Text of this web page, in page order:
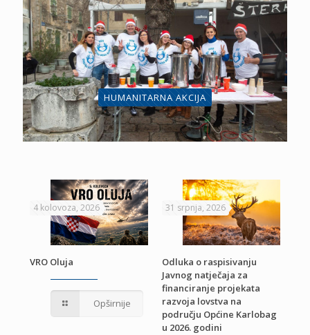
HUMANITARNA AKCIJA
4 kolovoza, 2026
VRO Oluja
Opširnije
31 srpnja, 2026
Odluka o raspisivanju
Javnog natječaja za
financiranje projekata
razvoja lovstva na
području Općine Karlobag
u 2026. godini